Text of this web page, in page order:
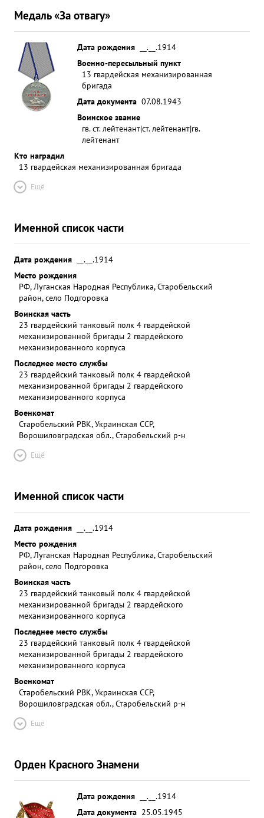
Медаль «За отвагу»
Дата рождения
__.__.1914
Военно-пересыльный пункт
13 гвардейская механизированная
бригада
Дата документа 07.08.1943
Воинское звание
гв. ст. лейтенант|ст. лейтенант|гв.
лейтенант
Кто наградил
13 гвардейская механизированная бригада
Ещё
Именной список части
Дата рождения
__.__.1914
Место рождения
РФ, Луганская Народная Республика, Старобельский
район, село Подгоровка
Воинская часть
23 гвардейский танковый полк 4 гвардейской
механизированной бригады 2 гвардейского
механизированного корпуса
Последнее место службы
23 гвардейский танковый полк 4 гвардейской
механизированной бригады 2 гвардейского
механизированного корпуса
Военкомат
Старобельский РВК, Украинская ССР,
Ворошиловградская обл., Старобельский р-н
Ещё
Именной список части
Дата рождения
__.__.1914
Место рождения
РФ, Луганская Народная Республика, Старобельский
район, село Подгоровка
Воинская часть
23 гвардейский танковый полк 4 гвардейской
механизированной бригады 2 гвардейского
механизированного корпуса
Последнее место службы
23 гвардейский танковый полк 4 гвардейской
механизированной бригады 2 гвардейского
механизированного корпуса
Военкомат
Старобельский РВК, Украинская ССР,
Ворошиловградская обл., Старобельский р-н
Ещё
Орден Красного Знамени
Дата рождения
__.__.1914
Дата документа 25.05.1945